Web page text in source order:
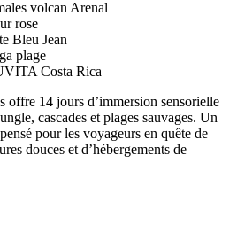
14 jours d’immersion sensorielle
cascades et plages sauvages. Un
pour les voyageurs en quête de
douces et d’hébergements de